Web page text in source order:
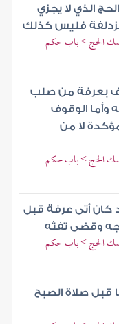
الذي لا يجزي
بمزدلفة فليس كذلك
الحج > باب حكم
بعرفة من صلب
وأما الوقوف
لا من
الحج > باب حكم
كان أتى عرفة قبل
وقضى تفثه
الحج > باب حكم
قبل صلاة الصبح